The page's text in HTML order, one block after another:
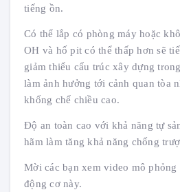
tiếng ồn.
Có thể lắp có phòng máy hoặc
OH và hố pit có thể thấp hơn sẽ
giảm thiểu cấu trúc xây dựng
làm ảnh hưởng tới cảnh quan tòa
khống chế chiều cao.
Độ an toàn cao với khả năng tự
hãm làm tăng khả năng chống
Mời các bạn xem video mô phỏng
động cơ này.